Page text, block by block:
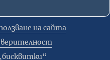
на сайта